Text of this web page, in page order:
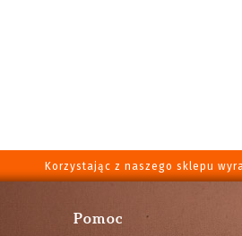
Korzystając z naszego sklepu
Pomoc